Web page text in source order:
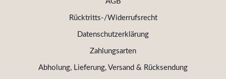
Rücktritts-/Widerrufsrecht
Datenschutzerklärung
Zahlungsarten
Abholung, Lieferung, Versand & Rücksendung